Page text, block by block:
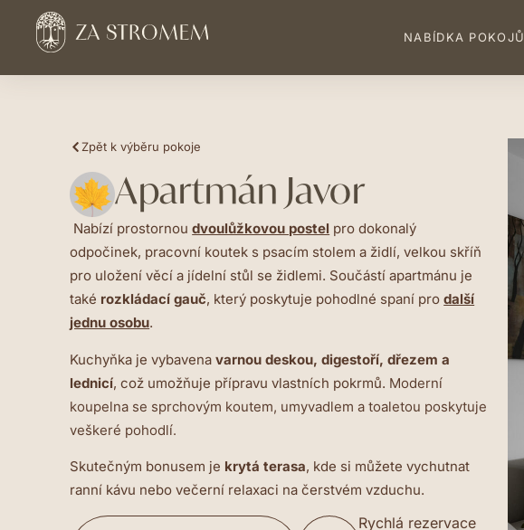
NABÍDKA POKOJŮ
Zpět k výběru pokoje
Apartmán Javor
Nabízí prostornoudvoulůžkovou postel pro dokonalý
odpočinek, pracovní koutek s psacím stolem a židlí, velkou skříň
pro uložení věcí a jídelní stůl se židlemi. Součástí apartmánu je
také rozkládací gauč, který poskytuje pohodlné spaní prodalší
jednu osobu.
Kuchyňka je vybavenavarnou deskou, digestoří, dřezem a
lednicí, což umožňuje přípravu vlastních pokrmů. Moderní
koupelna se sprchovým koutem, umyvadlem a toaletou poskytuje
veškeré pohodlí.
Skutečným bonusem je krytá terasa, kde si můžete vychutnat
ranní kávu nebo večerní relaxaci na čerstvém vzduchu.
Rychlá rezervace